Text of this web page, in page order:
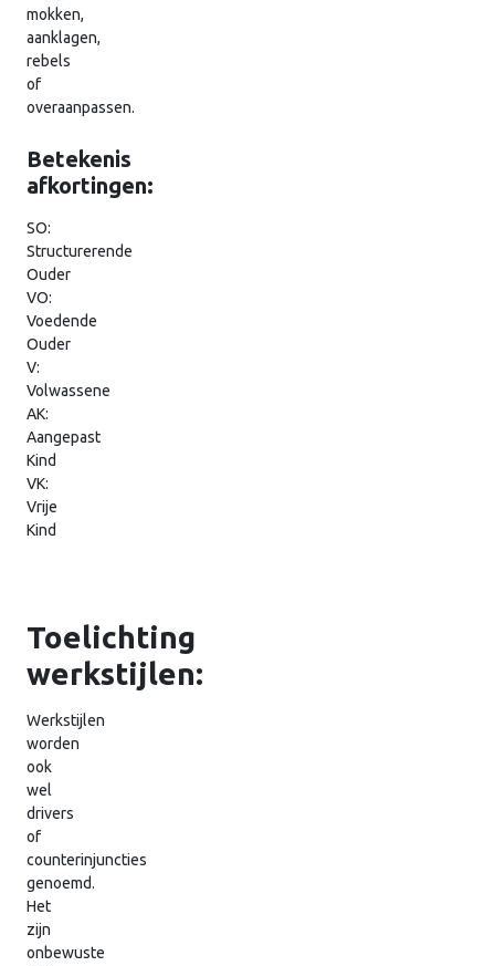
mokken,
aanklagen,
rebels
of
overaanpassen.
Betekenis
afkortingen:
SO:
Structurerende
Ouder
VO:
Voedende
Ouder
V:
Volwassene
AK:
Aangepast
Kind
VK:
Vrije
Kind
Toelichting
werkstijlen:
Werkstijlen
worden
ook
wel
drivers
of
counterinjuncties
genoemd.
Het
zijn
onbewuste